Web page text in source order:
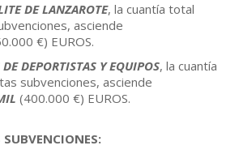
DE LANZAROTE, la cuantía total
asciende
€) EUROS.
DEPORTISTAS Y EQUIPOS, la cuantía
subvenciones, asciende
(400.000 €) EUROS.